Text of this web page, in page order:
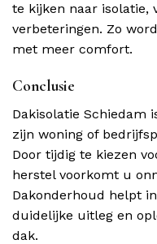
te kijken naar isolatie,
verbeteringen. Zo
met meer comfort.
Conclusie
Dakisolatie Schiedam
zijn woning of
Door tijdig te kiezen
herstel voorkomt u
Dakonderhoud helpt
duidelijke uitleg en
dak.